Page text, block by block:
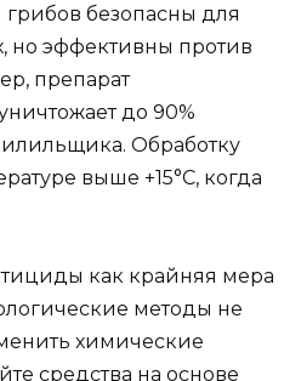
безопасны для
но эффективны против
препарат
до 90%
Обработку
выше +15°C, когда
как крайняя мера
методы не
химические
средства на основе